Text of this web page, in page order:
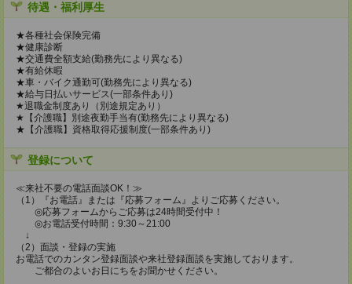
待遇・福利厚生
★各種社会保険完備
★健康診断
★交通費全額支給(勤務先により異なる)
★有給休暇
★車・バイク通勤可(勤務先により異なる)
★給与日払いサービス(一部条件あり)
★退職金制度あり（別途規定あり）
★【介護職】別途夜勤手当有(勤務先により異なる)
★【介護職】資格取得応援制度(一部条件あり)
登録について
≪来社不要の電話面談OK！≫
（1）『お電話』または『応募フォーム』よりご応募ください。
◎応募フォームからご応募は24時間受付中！
◎お電話受付時間：9:30～21:00
↓
（2）面談・登録の実施
お電話でのカンタン登録面談や来社登録面談を実施しております。
ご都合のよいお日にちをお聞かせください。